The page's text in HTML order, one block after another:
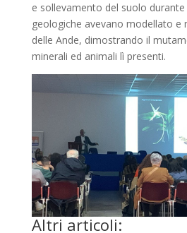
e sollevamento del suolo durante
geologiche avevano modellato
delle Ande, dimostrando il
minerali ed animali lì presenti.
Altri articoli: